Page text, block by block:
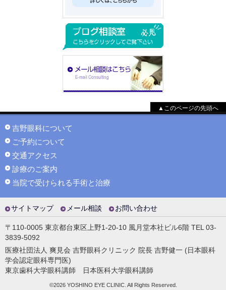
▲このページの先頭へ
吉野眼科について
ご予約について
交通アクセス
診療のご案内
当院で受けられる手術と治療
サイトマップ メール相談 お問い合わせ
〒110-0005 東京都台東区上野1-20-10 風月堂本社ビル6階 TEL 03-
3839-5092
医療社団法人 爽見会 吉野眼科クリニック 院長 吉野健一 (日本眼科
学会認定眼科専門医)
東京歯科大学眼科講師 日本医科大学眼科講師
©2026 YOSHINO EYE CLINIC. All Rights Reserved.